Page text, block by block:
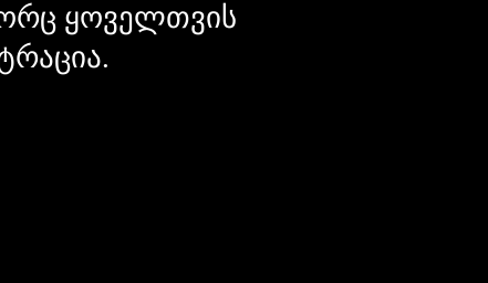
ყოველთვის